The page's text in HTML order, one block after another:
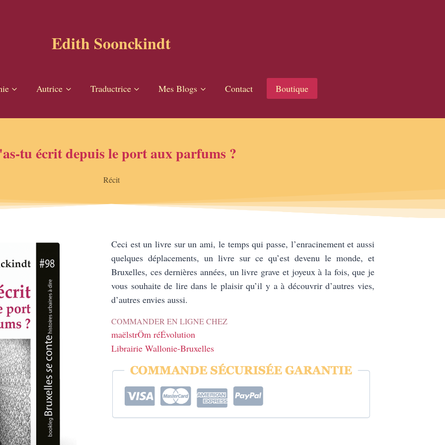
Edith Soonckindt
Autrice Traductrice Mes Blogs Contact Boutique
tu écrit depuis le port aux parfums ?
Récit
Ceci est un livre sur un ami, le temps qui passe, l’enracinement et aussi
quelques déplacements, un livre sur ce qu’est devenu le monde, et
Bruxelles, ces dernières années, un livre grave et joyeux à la fois, que je
vous souhaite de lire dans le plaisir qu’il y a à découvrir d’autres vies,
d’autres envies aussi.
COMMANDER EN LIGNE CHEZ
maëlstrÖm réÉvolution
Librairie Wallonie-Bruxelles